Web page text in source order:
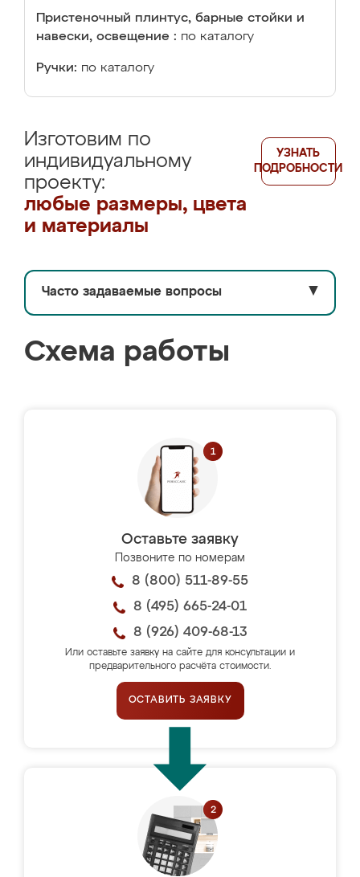
Пристеночный плинтус, барные стойки и
навески, освещение : по каталогу
Ручки: по каталогу
Изготовим по
индивидуальному
проекту:
любые размеры, цвета
и материалы
УЗНАТЬ
ПОДРОБНОСТИ
Часто задаваемые вопросы ▼
Схема работы
Оставьте заявку
Позвоните по номерам
8 (800) 511-89-55
8 (495) 665-24-01
8 (926) 409-68-13
Или оставьте заявку на сайте для консультации и
предварительного расчёта стоимости.
ОСТАВИТЬ ЗАЯВКУ